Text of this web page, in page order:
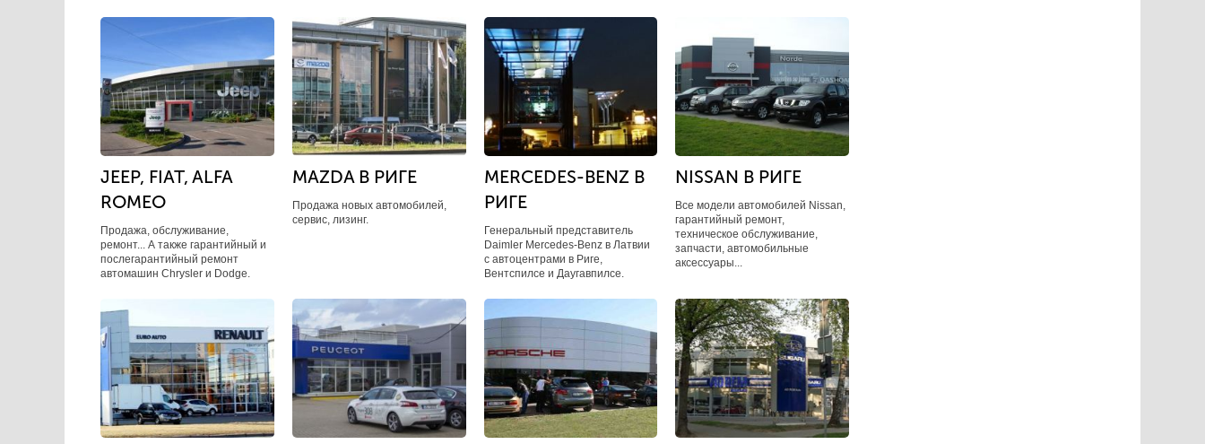
JEEP, FIAT, ALFA
ROMEO
Продажа, обслуживание,
ремонт... А также гарантийный и
послегарантийный ремонт
автомашин Chrysler и Dodge.
MAZDA В РИГЕ
Продажа новых автомобилей,
сервис, лизинг.
MERCEDES-BENZ В
РИГЕ
Генеральный представитель
Daimler Mercedes-Benz в Латвии
с автоцентрами в Риге,
Вентспилсе и Даугавпилсе.​
NISSAN В РИГЕ
Все модели автомобилей Nissan,
гарантийный ремонт,
техническое обслуживание,
запчасти, автомобильные
аксессуары...